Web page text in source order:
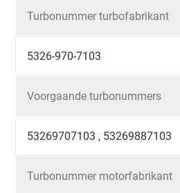
Turbonummer turbofabrikant
5326-970-7103
Voorgaande turbonummers
53269707103 , 53269887103
Turbonummer motorfabrikant